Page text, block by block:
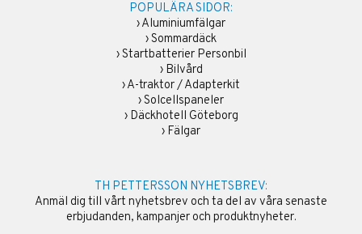
POPULÄRA SIDOR:
›Aluminiumfälgar
›Sommardäck
›Startbatterier Personbil
› Bilvård
›A-traktor / Adapterkit
›Solcellspaneler
› Däckhotell Göteborg
› Fälgar
TH PETTERSSON NYHETSBREV:
Anmäl dig till vårt nyhetsbrev och ta del av våra senaste
erbjudanden, kampanjer och produktnyheter.